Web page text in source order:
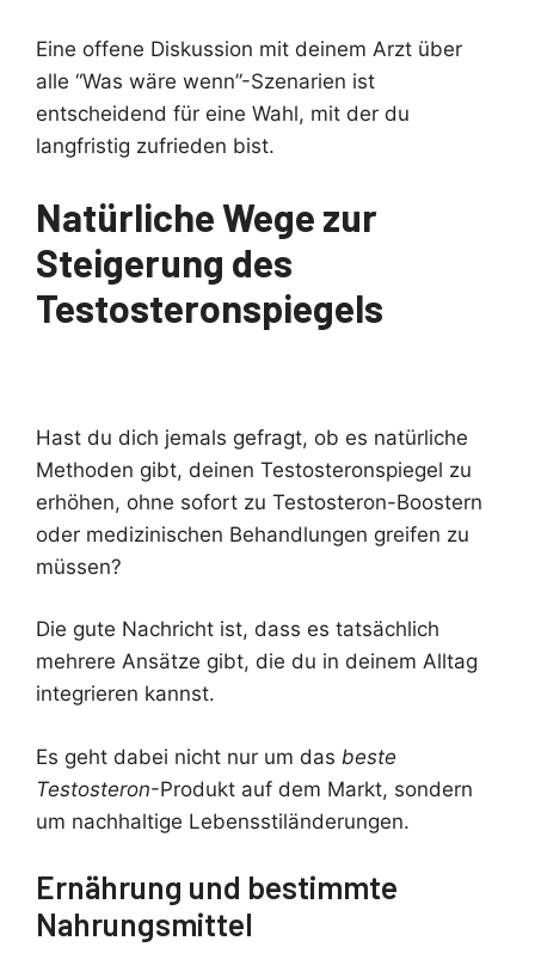
Eine offene Diskussion mit deinem Arzt über
alle “Was wäre wenn”-Szenarien ist
entscheidend für eine Wahl, mit der du
langfristig zufrieden bist.
Natürliche Wege zur
Steigerung des
Testosteronspiegels
Hast du dich jemals gefragt, ob es natürliche
Methoden gibt, deinen Testosteronspiegel zu
erhöhen, ohne sofort zu Testosteron-Boostern
oder medizinischen Behandlungen greifen zu
müssen?
Die gute Nachricht ist, dass es tatsächlich
mehrere Ansätze gibt, die du in deinem Alltag
integrieren kannst.
Es geht dabei nicht nur um das beste
Testosteron-Produkt auf dem Markt, sondern
um nachhaltige Lebensstiländerungen.
Ernährung und bestimmte
Nahrungsmittel